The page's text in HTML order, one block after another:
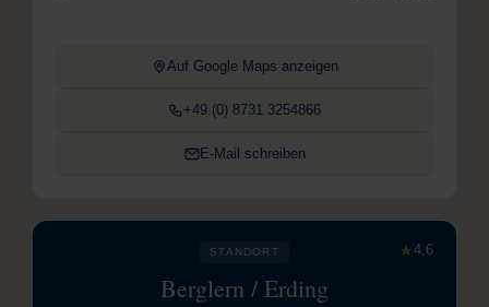
Auf Google Maps anzeigen
+49 (0) 8731 3254866
E-Mail schreiben
★4,6
STANDORT
Berglern / Erding